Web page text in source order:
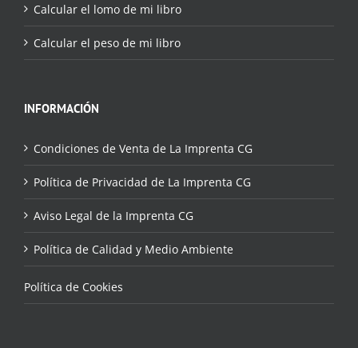
Calcular el lomo de mi libro
Calcular el peso de mi libro
INFORMACIÓN
Condiciones de Venta de La Imprenta CG
Política de Privacidad de La Imprenta CG
Aviso Legal de la Imprenta CG
Política de Calidad y Medio Ambiente
Política de Cookies